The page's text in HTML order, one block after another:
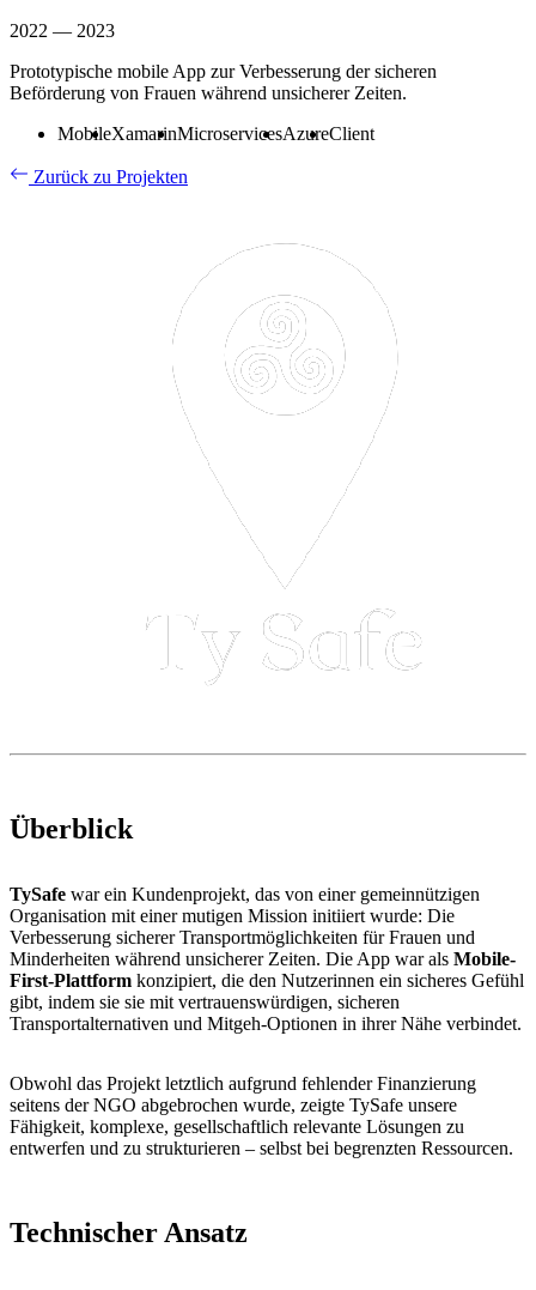
2022 — 2023
Prototypische mobile App zur Verbesserung der sicheren
Beförderung von Frauen während unsicherer Zeiten.
MobileXamarinMicroservicesAzureClient
Zurück zu Projekten
Überblick
TySafe war ein Kundenprojekt, das von einer gemeinnützigen
Organisation mit einer mutigen Mission initiiert wurde: Die
Verbesserung sicherer Transportmöglichkeiten für Frauen und
Minderheiten während unsicherer Zeiten. Die App war als Mobile-
First-Plattform konzipiert, die den Nutzerinnen ein sicheres Gefühl
gibt, indem sie sie mit vertrauenswürdigen, sicheren
Transportalternativen und Mitgeh-Optionen in ihrer Nähe verbindet.
Obwohl das Projekt letztlich aufgrund fehlender Finanzierung
seitens der NGO abgebrochen wurde, zeigte TySafe unsere
Fähigkeit, komplexe, gesellschaftlich relevante Lösungen zu
entwerfen und zu strukturieren – selbst bei begrenzten Ressourcen.
Technischer Ansatz